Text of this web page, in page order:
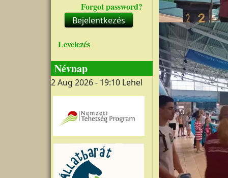
Forgot password?
Bejelentkezés
Levelezés
Névnap
2 Aug 2026 - 19:10 Lehel